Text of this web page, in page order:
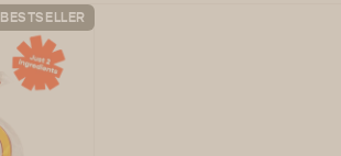
BESTSELLER